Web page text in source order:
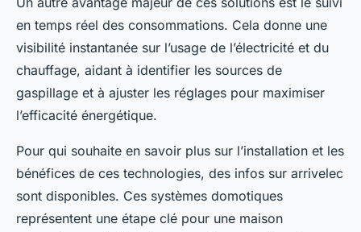
en temps réel des consommations. Cela donne une
visibilité instantanée sur l’usage de l’électricité et du
chauffage, aidant à identifier les sources de
gaspillage et à ajuster les réglages pour maximiser
l’efficacité énergétique.
Pour qui souhaite en savoir plus sur l’installation et les
bénéfices de ces technologies, des infos sur arrivelec
sont disponibles. Ces systèmes domotiques
représentent une étape clé pour une maison